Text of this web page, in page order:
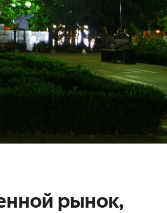
рынок,